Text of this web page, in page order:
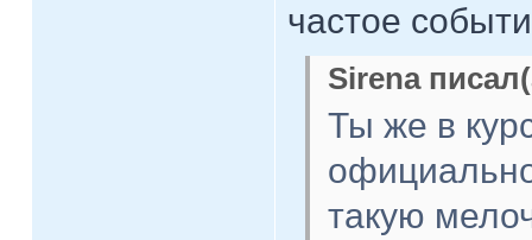
частое
Sirena
Ты же в
такую